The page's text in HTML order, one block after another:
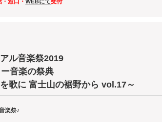
窓口・ WEBにて受付
ル音楽祭2019
音楽の祭典
歌に 富士山の裾野から vol.17～
楽祭♪